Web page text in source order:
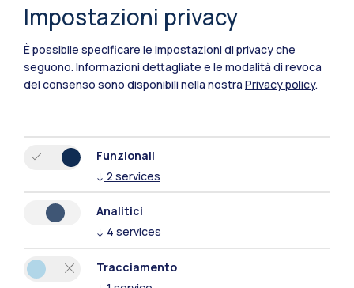
Cremona
Lecco
Mantova
Xi'an
Naviga il sito
Contattaci
Impostazioni privacy
È possibile specificare le impostazioni di privacy che
seguono. Informazioni dettagliate e le modalità di revoca
del consenso sono disponibili nella nostra Privacy policy.
Funzionali
↓ 2 services
Analitici
↓ 4 services
Tracciamento